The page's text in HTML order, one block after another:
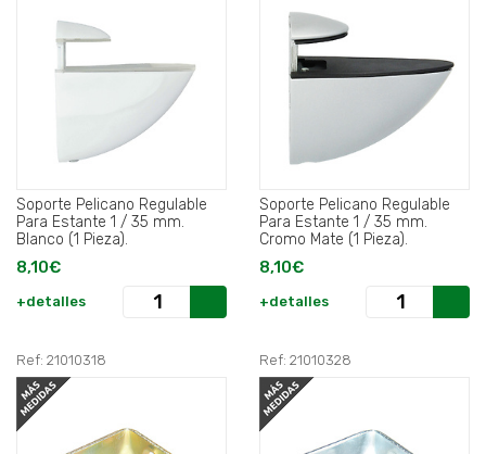
Soporte Pelicano Regulable
Para Estante 1 / 35 mm.
Blanco (1 Pieza).
8,10€
+detalles
Soporte Pelicano Regulable
Para Estante 1 / 35 mm.
Cromo Mate (1 Pieza).
8,10€
+detalles
Ref: 21010318 Ref: 21010328